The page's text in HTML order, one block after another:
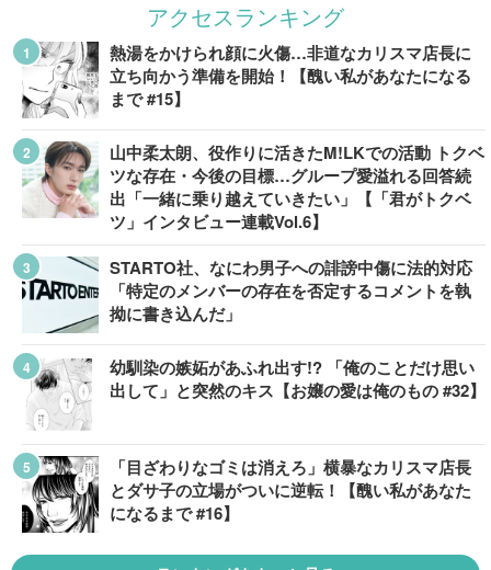
アクセスランキング
熱湯をかけられ顔に火傷…非道なカリスマ店長に
立ち向かう準備を開始！【醜い私があなたになる
まで #15】
山中柔太朗、役作りに活きたM!LKでの活動 トクベ
ツな存在・今後の目標…グループ愛溢れる回答続
出「一緒に乗り越えていきたい」【「君がトクベ
ツ」インタビュー連載Vol.6】
STARTO社、なにわ男子への誹謗中傷に法的対応
「特定のメンバーの存在を否定するコメントを執
拗に書き込んだ」
幼馴染の嫉妬があふれ出す!? 「俺のことだけ思い
出して」と突然のキス【お嬢の愛は俺のもの #32】
「目ざわりなゴミは消えろ」横暴なカリスマ店長
とダサ子の立場がついに逆転！【醜い私があなた
になるまで #16】